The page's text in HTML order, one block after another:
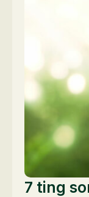
7 ting